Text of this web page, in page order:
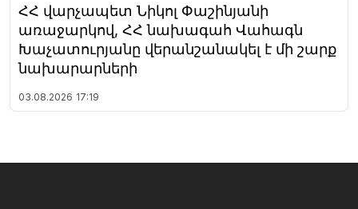
ՀՀ վարչապետ Նիկոլ Փաշինյանի
առաջարկով, ՀՀ նախագահ Վահագն
Խաչատուրյանը վերանշանակել է մի շարք
նախարարների
03.08.2026 17:19